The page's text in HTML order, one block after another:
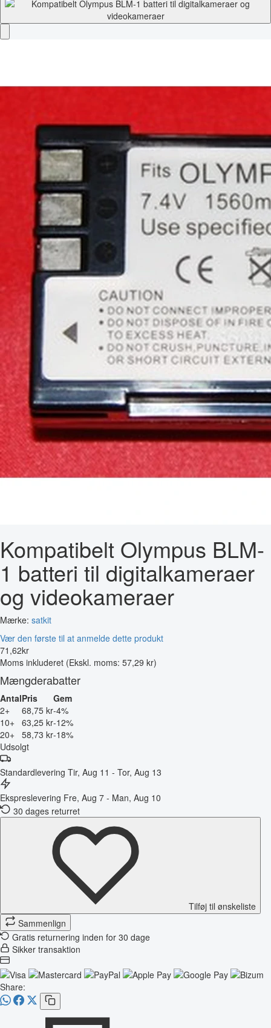
Kompatibelt Olympus BLM-
1 batteri til digitalkameraer
og videokameraer
Mærke: satkit
Vær den første til at anmelde dette produkt
71 ,62kr
Moms inkluderet (Ekskl. moms: 57,29 kr)
Mængderabatter
AntalPris
Gem
2+
68,75 kr-4%
10+ 63,25 kr-12%
20+ 58,73 kr-18%
Udsolgt
Standardlevering Tir, Aug 11 - Tor, Aug 13
Ekspreslevering Fre, Aug 7 - Man, Aug 10
30 dages returret
Tilføj til ønskeliste
Sammenlign
Gratis returnering inden for 30 dage
Sikker transaktion
Share: